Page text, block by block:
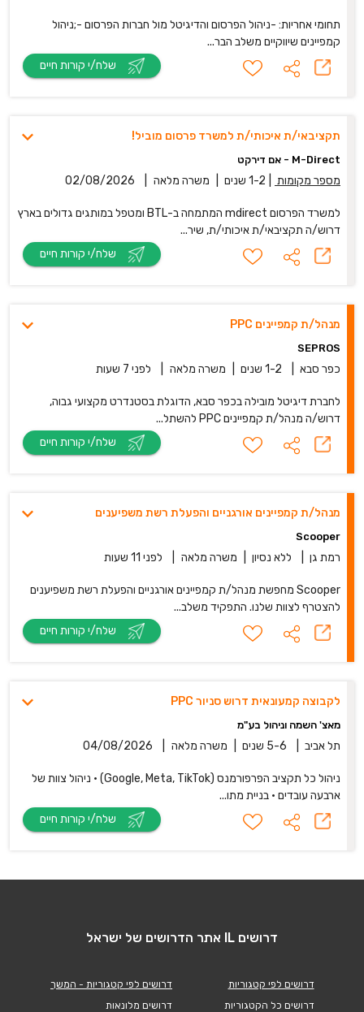
תחומי אחריות: -ניהול הפרסום והדיגיטל מול חברות הפרסום -;ניהול
קמפיינים שיווקיים משלב הבר...
תקציבאי/ת איכותי/ת למשרד פרסום מוביל!
M-Direct - אם דירקט
מספר מקומות 1-2 שנים משרה מלאה 02/08/2026
למשרד הפרסום mdirect המתמחה ב-BTL ומטפל במותגים גדולים בארץ
דרוש/ה תקציבאי/ת איכותי/ת, שיר...
מנהל/ת קמפיינים PPC
SEPROS
כפר סבא 1-2 שנים משרה מלאה לפני 7 שעות
לחברת דיגיטל מובילה בכפר סבא, הדוגלת בסטנדרט מקצועי גבוה,
דרוש/ה מנהל/ת קמפיינים PPC להשתל...
מנהל/ת קמפיינים אורגניים והפעלת רשת משפיענים
Scooper
רמת גן ללא נסיון משרה מלאה לפני 11 שעות
Scooper מחפשת מנהל/ת קמפיינים אורגניים והפעלת רשת משפיענים
להצטרף לצוות שלנו. התפקיד משלב...
לקבוצה קמעונאית דרוש סניור PPC
מאצ' השמה וניהול בע"מ
תל אביב 5-6 שנים משרה מלאה 04/08/2026
ניהול כל תקציב הפרפורמנס (Google, Meta, TikTok) • ניהול צוות של
ארבעה עובדים • בניית מתו...
דרושים IL אתר הדרושים של ישראל
דרושים לפי קטגוריות
דרושים כל הקטגוריות
דרושים לפי קטגוריות - המשך
דרושים מלונאות